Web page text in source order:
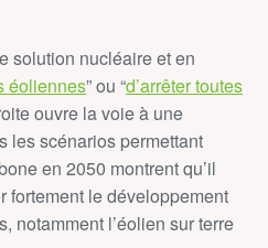
solution nucléaire et en
éoliennes” ou “d’arrêter toutes
ouvre la voie à une
les scénarios permettant
en 2050 montrent qu’il
fortement le développement
notamment l’éolien sur terre